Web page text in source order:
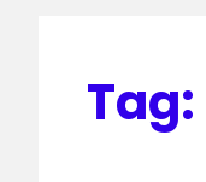
Tag: